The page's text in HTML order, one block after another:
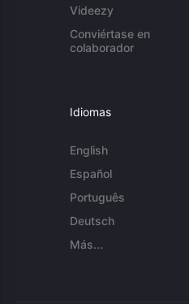
Videezy
Conviértase en
colaborador
Idiomas
English
Español
Português
Deutsch
Más...